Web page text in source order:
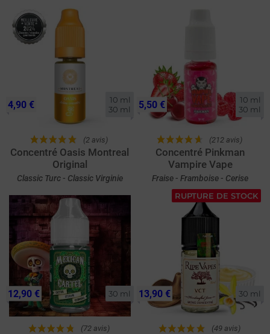
10 ml
30 ml
(2 avis)
Concentré Oasis Montreal
Original
Classic Turc - Classic Virginie
4,90 €
10 ml
30 ml
(212 avis)
Concentré Pinkman
Vampire Vape
Fraise - Framboise - Cerise
5,50 €
30 ml
(72 avis)
12,90 €
RUPTURE DE STOCK
30 ml
(49 avis)
13,90 €